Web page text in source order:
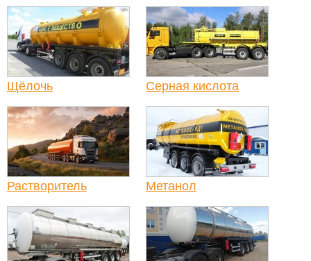
Щёлочь Серная кислота
Растворитель Метанол